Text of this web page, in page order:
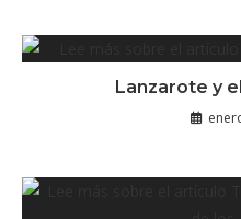
Lanzarote y